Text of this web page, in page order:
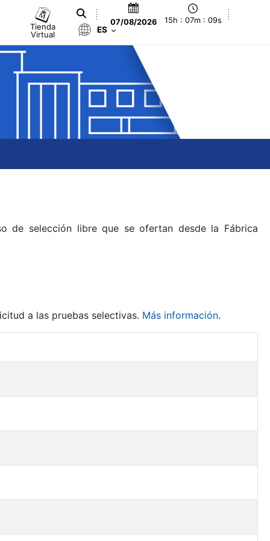
Tienda
Virtual
07/08/2026 15h : 07m : 09s
ES
de selección libre que se ofertan desde la Fábrica
a las pruebas selectivas. Más información.